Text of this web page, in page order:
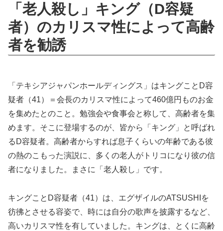
「老人殺し」キング（D容疑
者）のカリスマ性によって高齢
者を勧誘
「テキシアジャパンホールディングス」はキングことD容
疑者（41）＝会長のカリスマ性によって460億円ものお金
を集めたとのこと。勉強会や食事会と称して、高齢者を集
めます。そこに登場するのが、皆から「キング」と呼ばれ
るD容疑者。高齢者からすれば息子くらいの年齢である彼
の熱のこもった演説に、多くの老人がトリコになり彼の信
者になりました。まさに「老人殺し」です。
キングことD容疑者（41）は、エグザイルのATSUSHIを
彷彿とさせる容姿で、時には自分の歌声を披露するなど、
高いカリスマ性を有していました。キングは、とくに高齢